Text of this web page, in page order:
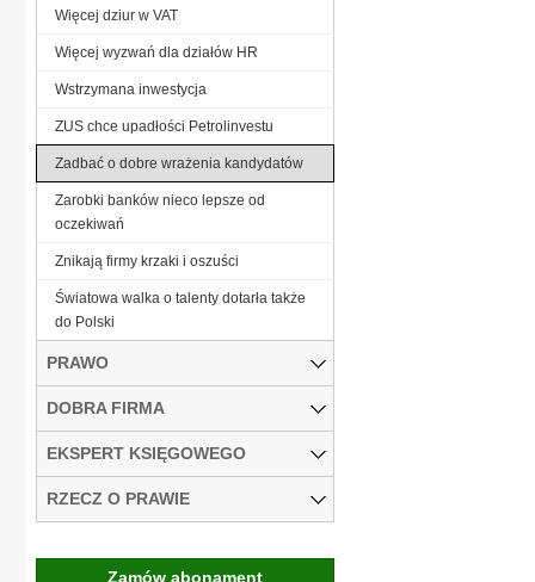
Więcej dziur w VAT
Więcej wyzwań dla działów HR
Wstrzymana inwestycja
ZUS chce upadłości Petrolinvestu
Zadbać o dobre wrażenia kandydatów
Zarobki banków nieco lepsze od
oczekiwań
Znikają firmy krzaki i oszuści
Światowa walka o talenty dotarła także
do Polski
PRAWO
DOBRA FIRMA
EKSPERT KSIĘGOWEGO
RZECZ O PRAWIE
Zamów abonament